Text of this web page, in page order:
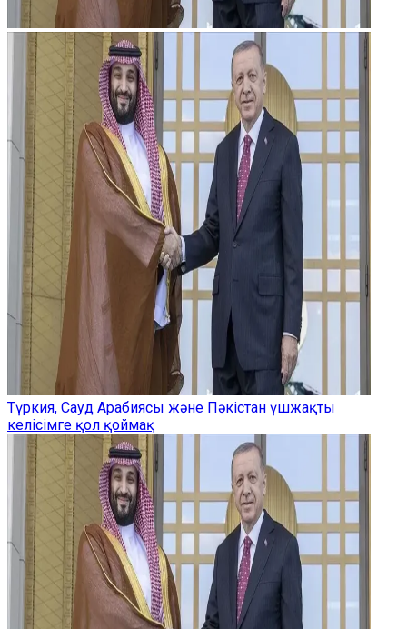
Түркия, Сауд Арабиясы және Пәкістан үшжақты
келісімге қол қоймақ